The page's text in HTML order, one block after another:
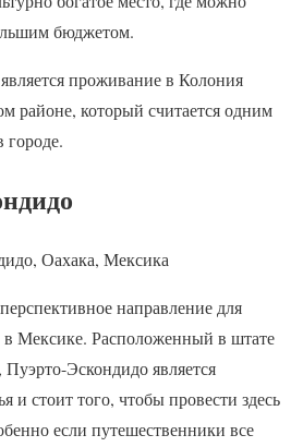
бюджетом.
проживание в Колония
районе, который считается одним
городе.
Оахака, Мексика
направление для
Мексике. Расположенный в штате
Эскондидо является
стоит того, чтобы провести здесь
если путешественники все